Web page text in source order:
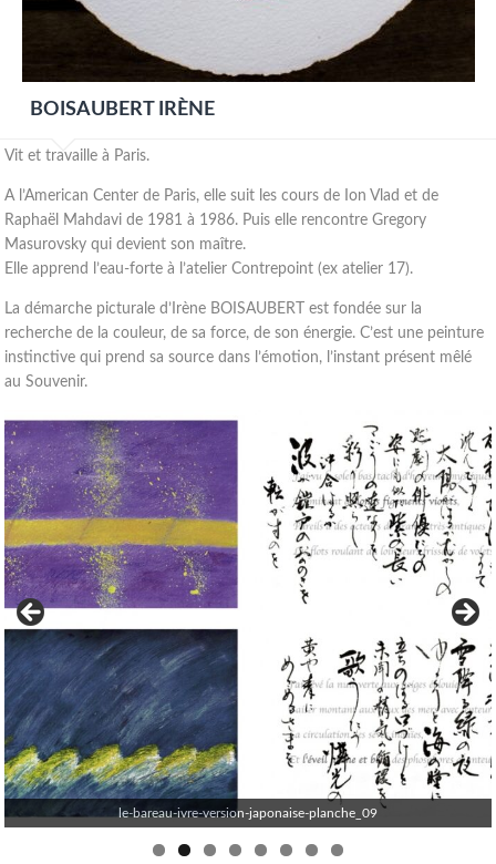
BOISAUBERT IRÈNE
Vit et travaille à Paris.
A l’American Center de Paris, elle suit les cours de Ion Vlad et de
Raphaël Mahdavi de 1981 à 1986. Puis elle rencontre Gregory
Masurovsky qui devient son maître.
Elle apprend l’eau-forte à l’atelier Contrepoint (ex atelier 17).
La démarche picturale d’Irène BOISAUBERT est fondée sur la
recherche de la couleur, de sa force, de son énergie. C’est une peinture
instinctive qui prend sa source dans l’émotion, l’instant présent mêlé
au Souvenir.
le-bareau-ivre-version-japonaise-planche_09